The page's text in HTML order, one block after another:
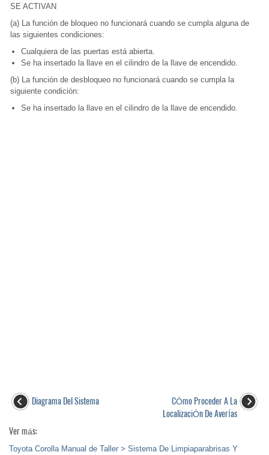
SE ACTIVAN
(a) La función de bloqueo no funcionará cuando se cumpla alguna de
las siguientes condiciones:
Cualquiera de las puertas está abierta.
Se ha insertado la llave en el cilindro de la llave de encendido.
(b) La función de desbloqueo no funcionará cuando se cumpla la
siguiente condición:
Se ha insertado la llave en el cilindro de la llave de encendido.
Diagrama Del Sistema
CÓmo Proceder A La
LocalizaciÓn De AverÍas
Ver más:
Toyota Corolla Manual de Taller > Sistema De Limpiaparabrisas Y